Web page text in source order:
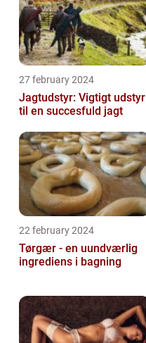
27 february 2024
Jagtudstyr: Vigtigt udstyr
til en succesfuld jagt
22 february 2024
Tørgær - en uundværlig
ingrediens i bagning